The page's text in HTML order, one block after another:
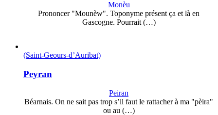
Monèu
Prononcer "Mounèw". Toponyme présent ça et là en
Gascogne. Pourrait (…)
(Saint-Geours-d’Auribat)
Peyran
Peiran
Béarnais. On ne sait pas trop s’il faut le rattacher à ma "pèira"
ou au (…)